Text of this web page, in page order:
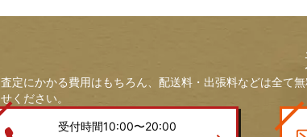
査定にかかる費用はもちろん、配送料・出張料などは全て
せください。
受付時間10:00〜20:00